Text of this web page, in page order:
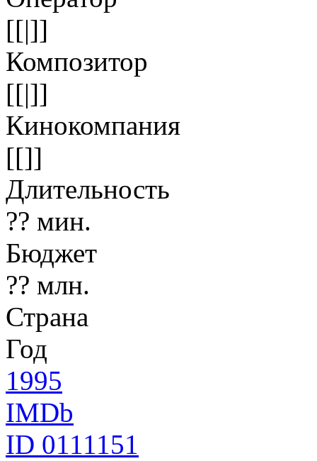
[[|]]
Композитор
[[|]]
Кинокомпания
[[]]
Длительность
?? мин.
Бюджет
?? млн.
Страна
Год
1995
IMDb
ID 0111151